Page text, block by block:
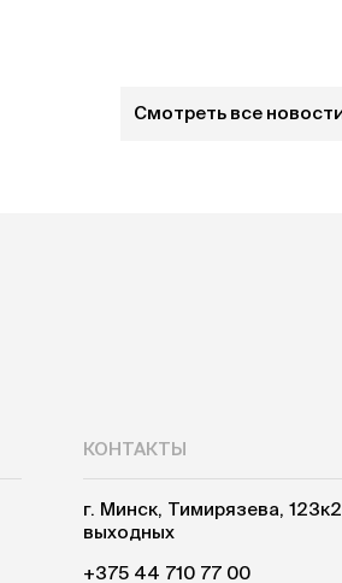
Смотреть все
КОНТАКТЫ
г. Минск, Тимирязева,
выходных
+375 44 710 77 00